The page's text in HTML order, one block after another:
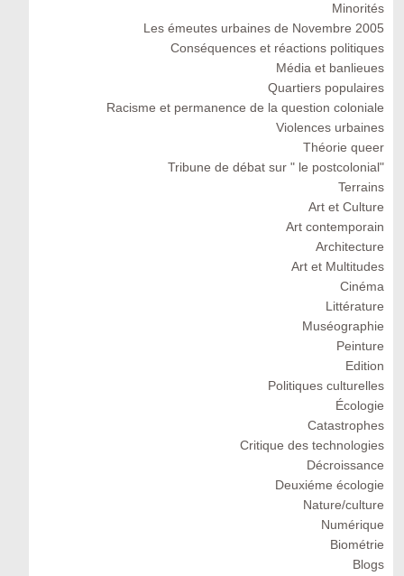
Minorités
Les émeutes urbaines de Novembre 2005
Conséquences et réactions politiques
Média et banlieues
Quartiers populaires
Racisme et permanence de la question coloniale
Violences urbaines
Théorie queer
Tribune de débat sur " le postcolonial"
Terrains
Art et Culture
Art contemporain
Architecture
Art et Multitudes
Cinéma
Littérature
Muséographie
Peinture
Edition
Politiques culturelles
Écologie
Catastrophes
Critique des technologies
Décroissance
Deuxiéme écologie
Nature/culture
Numérique
Biométrie
Blogs